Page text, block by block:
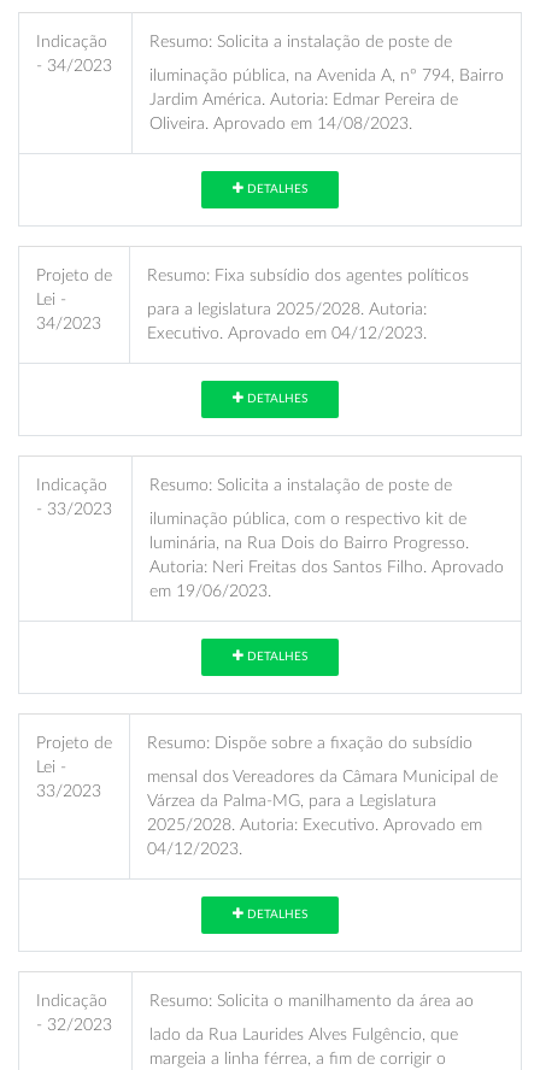
Indicação
- 34/2023
Resumo: Solicita a instalação de poste de
iluminação pública, na Avenida A, nº 794, Bairro
Jardim América. Autoria: Edmar Pereira de
Oliveira. Aprovado em 14/08/2023.
DETALHES
Projeto de
Lei -
34/2023
Resumo: Fixa subsídio dos agentes políticos
para a legislatura 2025/2028. Autoria:
Executivo. Aprovado em 04/12/2023.
DETALHES
Indicação
- 33/2023
Resumo: Solicita a instalação de poste de
iluminação pública, com o respectivo kit de
luminária, na Rua Dois do Bairro Progresso.
Autoria: Neri Freitas dos Santos Filho. Aprovado
em 19/06/2023.
DETALHES
Projeto de
Lei -
33/2023
Resumo: Dispõe sobre a fixação do subsídio
mensal dos Vereadores da Câmara Municipal de
Várzea da Palma-MG, para a Legislatura
2025/2028. Autoria: Executivo. Aprovado em
04/12/2023.
DETALHES
Indicação
- 32/2023
Resumo: Solicita o manilhamento da área ao
lado da Rua Laurides Alves Fulgêncio, que
margeia a linha férrea, a fim de corrigir o